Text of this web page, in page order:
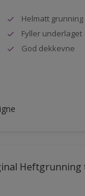
Helmatt
Fyller underlaget
God dekkevne
Heftgrunning